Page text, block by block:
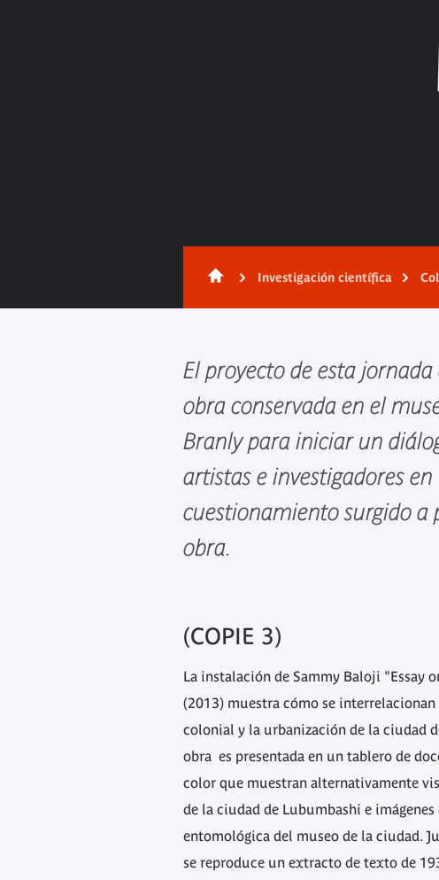
Investigación científica
El proyecto de esta
obra conservada en el
Branly para iniciar un
artistas e investigadores
cuestionamiento surgido a
obra.
(COPIE 3)
La instalación de Sammy Baloji "Essay
(2013) muestra cómo se
colonial y la urbanización de la ciudad
obra es presentada en un tablero de
color que muestran alternativamente
de la ciudad de Lubumbashi e
entomológica del museo de la ciudad.
se reproduce un extracto de texto de